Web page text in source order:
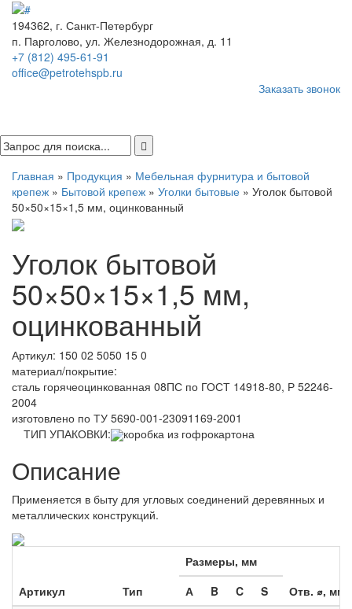
194362, г. Санкт-Петербург
п. Парголово, ул. Железнодорожная, д. 11
+7 (812) 495-61-91
office@petrotehspb.ru
Заказать звонок
Главная » Продукция » Мебельная фурнитура и бытовой
крепеж » Бытовой крепеж » Уголки бытовые » Уголок бытовой
50×50×15×1,5 мм, оцинкованный
Уголок бытовой
50×50×15×1,5 мм,
оцинкованный
Артикул: 150 02 5050 15 0
материал/покрытие:
сталь горячеоцинкованная 08ПС по ГОСТ 14918-80, Р 52246-
2004
изготовлено по ТУ 5690-001-23091169-2001
ТИП УПАКОВКИ:
коробка из гофрокартона
Описание
Применяется в быту для угловых соединений деревянных и
металлических конструкций.
Артикул Тип
Размеры, мм
Отв. ⌀, мм
А B C
S